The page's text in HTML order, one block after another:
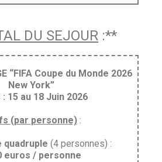
DU SEJOUR :**
“FIFA Coupe du Monde 2026
New York”
15 au 18 Juin 2026
(par personne):
quadruple (4 personnes) :
euros / personne